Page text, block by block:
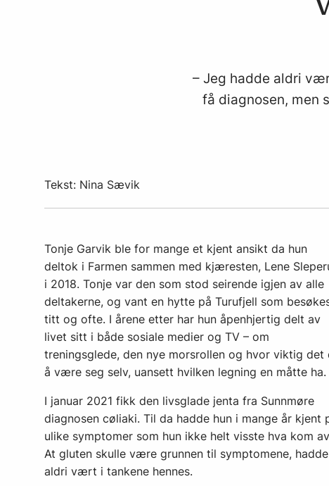
– Jeg hadde aldri
få diagnosen, men
Tekst: Nina Sævik
Tonje Garvik ble for mange et kjent ansikt da hun
deltok i Farmen sammen med kjæresten, Lene
i 2018. Tonje var den som stod seirende igjen av alle
deltakerne, og vant en hytte på Turufjell som
titt og ofte. I årene etter har hun åpenhjertig delt av
livet sitt i både sosiale medier og TV – om
treningsglede, den nye morsrollen og hvor viktig det
å være seg selv, uansett hvilken legning en måtte ha.
I januar 2021 fikk den livsglade jenta fra Sunnmøre
diagnosen cøliaki. Til da hadde hun i mange år kjent
ulike symptomer som hun ikke helt visste hva kom
At gluten skulle være grunnen til symptomene, hadde
aldri vært i tankene hennes.